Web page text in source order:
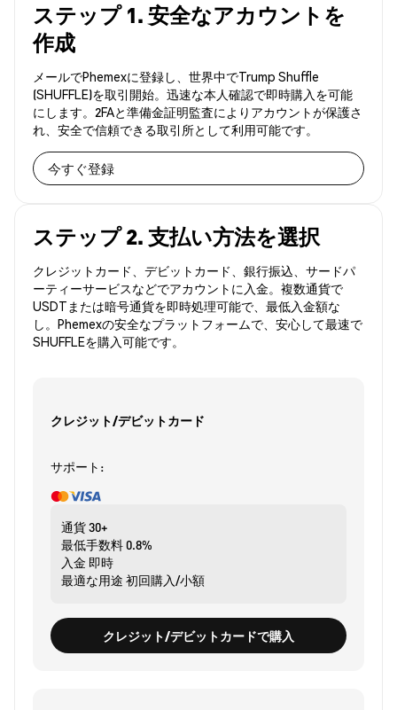
ステップ 1. 安全なアカウントを
作成
メールでPhemexに登録し、世界中でTrump Shuffle
(SHUFFLE)を取引開始。迅速な本人確認で即時購入を可能
にします。2FAと準備金証明監査によりアカウントが保護さ
れ、安全で信頼できる取引所として利用可能です。
今すぐ登録
ステップ 2. 支払い方法を選択
クレジットカード、デビットカード、銀行振込、サードパ
ーティーサービスなどでアカウントに入金。複数通貨で
USDTまたは暗号通貨を即時処理可能で、最低入金額な
し。Phemexの安全なプラットフォームで、安心して最速で
SHUFFLEを購入可能です。
クレジット/デビットカード
サポート:
通貨30+
最低手数料0.8%
入金 即時
最適な用途 初回購入/小額
クレジット/デビットカードで購入